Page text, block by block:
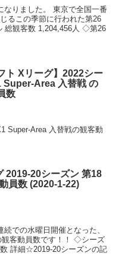
なりました。 東京で全国一番
るこの季節に行われた第26
総観客数 1,204,456人 ◇第26
ト Xリーグ】2022シー
Super-Area 入替戦 の
数
Super-Area 入替戦の観客動
2019-20シーズン 第18
員数 (2020-1-22)
での水曜日開催となった、
観客動員数です！！ ◇シーズ
詳細☆2019-20シーズンの記